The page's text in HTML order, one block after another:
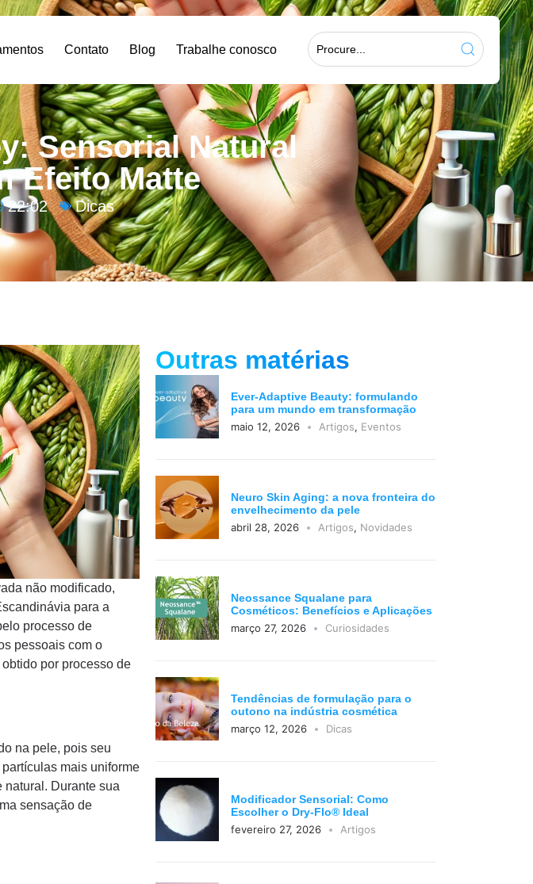
Contato Blog Trabalhe conosco
Sensorial Natural
Efeito Matte
22:02 Dicas
não modificado,
para a
processo de
pessoais com o
por processo de
na pele, pois seu
mais uniforme
natural. Durante sua
sensação de
Outras matérias
Ever-Adaptive Beauty: formulando
para um mundo em transformação
maio 12, 2026
Artigos, Eventos
Neuro Skin Aging: a nova fronteira do
envelhecimento da pele
abril 28, 2026
Artigos, Novidades
Neossance Squalane para
Cosméticos: Benefícios e Aplicações
março 27, 2026
Curiosidades
Tendências de formulação para o
outono na indústria cosmética
março 12, 2026
Dicas
Modificador Sensorial: Como
Escolher o Dry-Flo® Ideal
fevereiro 27, 2026
Artigos